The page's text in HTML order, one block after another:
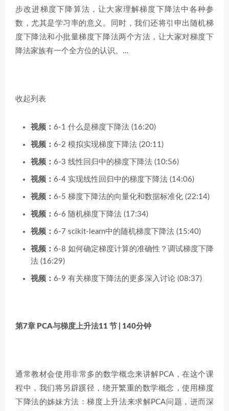
步改进梯度下降算法，让大家理解梯度下降法中各种参
数，尤其是学习率的意义。同时，我们还将引申出随机梯
度下降法和小批量梯度下降法两个方法，让大家对梯度下
降法家族有一个全方位的认识。…
收起列表
视频： 6-1 什么是梯度下降法 (16:20)
视频： 6-2 模拟实现梯度下降法 (20:11)
视频： 6-3 线性回归中的梯度下降法 (10:56)
视频： 6-4 实现线性回归中的梯度下降法 (14:06)
视频： 6-5 梯度下降法的向量化和数据标准化 (22:14)
视频： 6-6 随机梯度下降法 (17:34)
视频： 6-7 scikit-learn中的随机梯度下降法 (15:40)
视频： 6-8 如何确定梯度计算的准确性？调试梯度下降
法 (16:29)
视频： 6-9 有关梯度下降法的更多深入讨论 (08:37)
第7章 PCA与梯度上升法11 节 | 140分钟
通常教材会使用非常多的数学概念来讲解PCA，在这个课
程中，我们将另辟蹊径，绕开繁重的数学概念，使用梯度
下降法的姊妹方法：梯度上升法来求解PCA问题，进而深